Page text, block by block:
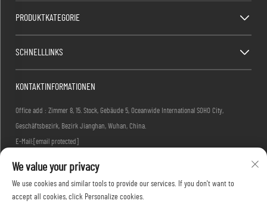
PRODUKTKATEGORIE
SCHNELLLINKS
KONTAKTINFORMATIONEN
Office add : Zimmer 8, 15. Stock, Gebäude 5, Oceanwide International SOHO City,
Geschäftsbezirk, Bezirk Jianghan, Wuhan, China.
E-Mail: [email protected]
We value your privacy
We use cookies and similar tools to provide our services. If you don't want to
accept all cookies, click Personalize cookies.